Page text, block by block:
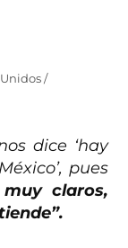
/
dice ‘hay
pues
claros,